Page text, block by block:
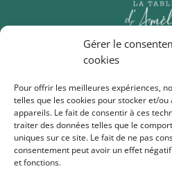
Gérer le
cookies
Pour offrir les meilleures expériences,
telles que les cookies pour stocker et/
appareils. Le fait de consentir à ces
traiter des données telles que le
uniques sur ce site. Le fait de ne pas
consentement peut avoir un effet
et fonctions.
Traiteur
Vos
Épicerie
Cours de
Mon compte
Conditions